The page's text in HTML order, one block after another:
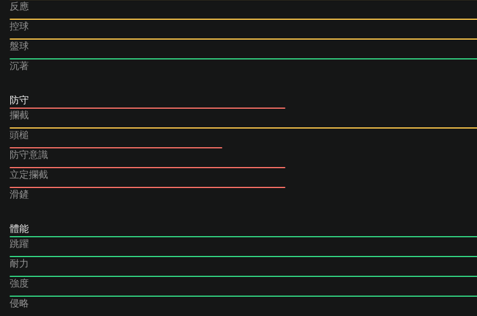
反應
控球
盤球
沉著
防守
攔截
頭槌
防守意識
立定攔截
滑鏟
體能
跳躍
耐力
強度
侵略